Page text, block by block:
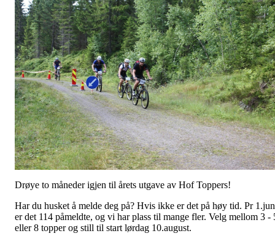
Drøye to måneder igjen til årets utgave av Hof Toppers!
Har du husket å melde deg på? Hvis ikke er det på høy tid. Pr
er det 114 påmeldte, og vi har plass til mange fler. Velg mellom 3 -
eller 8 topper og still til start lørdag 10.august.